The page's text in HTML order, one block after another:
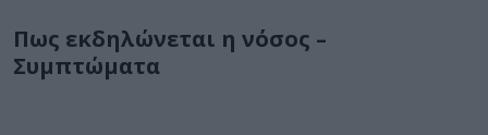
Πως εκδηλώνεται η νόσος –
Συμπτώματα